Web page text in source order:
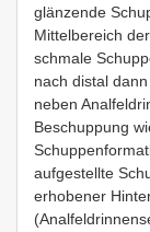
glänzende
Mittelbereich
schmale
nach distal
neben
Beschuppung
aufgestellte
erhobener